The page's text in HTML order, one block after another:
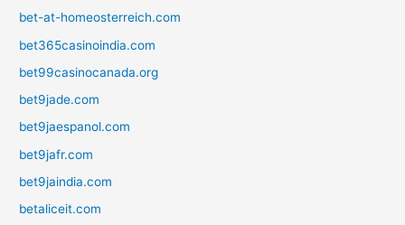
bet-at-homeosterreich.com
bet365casinoindia.com
bet99casinocanada.org
bet9jade.com
bet9jaespanol.com
bet9jafr.com
bet9jaindia.com
betaliceit.com